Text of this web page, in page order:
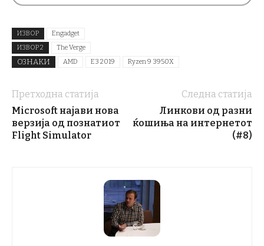
ИЗВОР
Engadget
ИЗВОР 2
The Verge
ОЗНАКИ AMD E3 2019 Ryzen 9 3950X
Претходна статија
Microsoft најави нова
верзија од познатиот
Flight Simulator
Следна статија
Линкови од разни
ќошиња на интернетот
(#8)